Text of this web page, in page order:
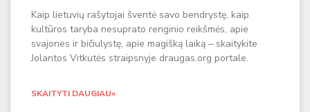
Kaip lietuvių rašytojai šventė savo bendrystę, kaip
kultūros taryba nesuprato renginio reikšmės, apie
svajones ir bičiulystę, apie magišką laiką – skaitykite
Jolantos Vitkutės straipsnyje draugas.org portale.
SKAITYTI DAUGIAU»